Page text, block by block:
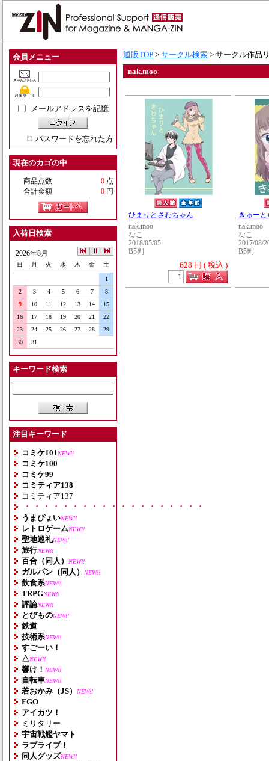
会員メニュー
メールアドレスを記憶
パスワードを忘れた方
現在のカゴの中
商品点数 0 点
合計金額
0 円
入荷日検索
2026年8月
日 月 火 水 木 金 土
1
2
3 4 5 6 7
8
9
10 11 12 13 14
15
16
17 18 19 20 21
22
23
24 25 26 27 28
29
30
31
キーワード検索
注目キーワード
コミケ101 NEW!!
コミケ100
コミケ99
コミティア138
コミティア137
・・・・・・・・・・・・・・・・・・・
うまぴょいNEW!!
レトロゲームNEW!!
聖地巡礼NEW!!
旅行NEW!!
百合（同人） NEW!!
ガルパン（同人） NEW!!
飲食系NEW!!
TRPGNEW!!
評論NEW!!
とびものNEW!!
鉄道
技術系NEW!!
すごーい！
△NEW!!
響け！ NEW!!
自転車NEW!!
若おかみ（JS） NEW!!
FGO
アイカツ！
ミリタリー
宇宙戦艦ヤマト
ラブライブ！
同人グッズNEW!!
通販TOP > サークル検索 > サークル作品
nak.moo
ひまりとさわちゃん
nak.moo
なこ
2018/05/05
B5判
628 円 ( 税込 )
きゅー
nak.moo
なこ
2017/08/
B5判